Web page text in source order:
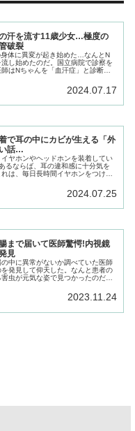
汗を流す11歳少女…極度の
破裂
体に異変が起き始めた…なんとN
し始めたのだ。国立病院で診察を
はNちゃんを「血汗症」と診断し
2024.07.17
で耳の中にカビが生える「外
話…
ヤホンやヘッドホンを装着してい
るならば、耳の違和感に十分気を
は、毎日長時間イヤホンをつけて
2024.07.25
まで届いて医師驚愕!内視鏡
見
中に異常がないか調べていた医師
発見して仰天した。なんと患者の
虫が元気な姿で見つかったのだ…
2023.11.24